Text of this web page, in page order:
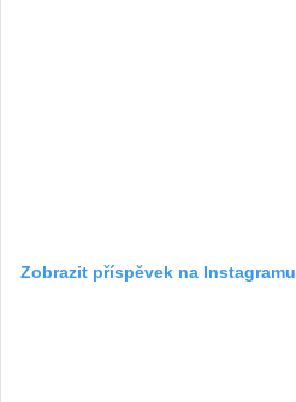
Zobrazit příspěvek na Instagramu